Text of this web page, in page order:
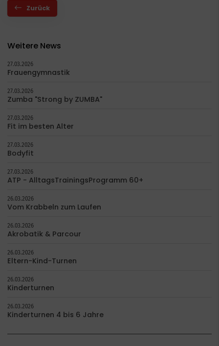
Zurück
Weitere News
27.03.2026
Frauengymnastik
27.03.2026
Zumba "Strong by ZUMBA"
27.03.2026
Fit im besten Alter
27.03.2026
Bodyfit
27.03.2026
ATP - AlltagsTrainingsProgramm 60+
26.03.2026
Vom Krabbeln zum Laufen
26.03.2026
Akrobatik & Parcour
26.03.2026
Eltern-Kind-Turnen
26.03.2026
Kinderturnen
26.03.2026
Kinderturnen 4 bis 6 Jahre